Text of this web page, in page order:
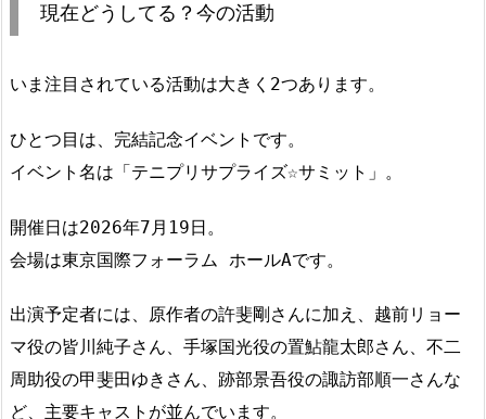
現在どうしてる？今の活動
いま注目されている活動は大きく2つあります。
ひとつ目は、完結記念イベントです。
イベント名は「テニプリサプライズ☆サミット」。
開催日は2026年7月19日。
会場は東京国際フォーラム ホールAです。
出演予定者には、原作者の許斐剛さんに加え、越前リョー
マ役の皆川純子さん、手塚国光役の置鮎龍太郎さん、不二
周助役の甲斐田ゆきさん、跡部景吾役の諏訪部順一さんな
ど、主要キャストが並んでいます。